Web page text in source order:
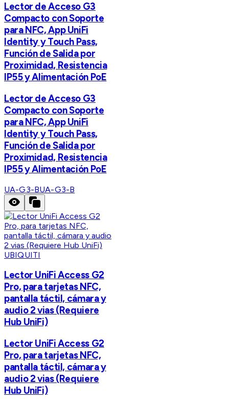
Lector de Acceso G3
Compacto con Soporte
para NFC, App UniFi
Identity y Touch Pass,
Función de Salida por
Proximidad, Resistencia
IP55 y Alimentación PoE
Lector de Acceso G3
Compacto con Soporte
para NFC, App UniFi
Identity y Touch Pass,
Función de Salida por
Proximidad, Resistencia
IP55 y Alimentación PoE
UA-G3-BUA-G3-B
UBIQUITI
Lector UniFi Access G2
Pro, para tarjetas NFC,
pantalla táctil, cámara y
audio 2 vias (Requiere
Hub UniFi)
Lector UniFi Access G2
Pro, para tarjetas NFC,
pantalla táctil, cámara y
audio 2 vias (Requiere
Hub UniFi)